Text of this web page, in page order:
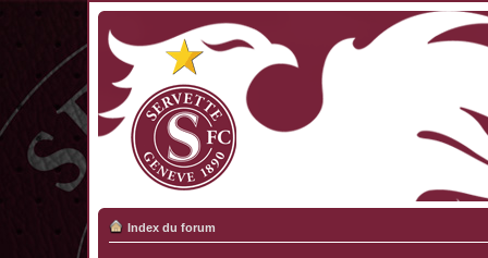
Index du forum